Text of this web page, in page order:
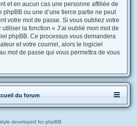
et en aucun cas une personne affiliée de
phpBB ou une d’une tierce partie ne peut
votre mot de passe. Si vous oubliez votre
la fonction « J’ai oublié mon mot de
phpBB. Ce processus vous demandera
et votre courriel, alors le logiciel
mot de passe qui vous permettra de vous
du forum
style developed for phpBB